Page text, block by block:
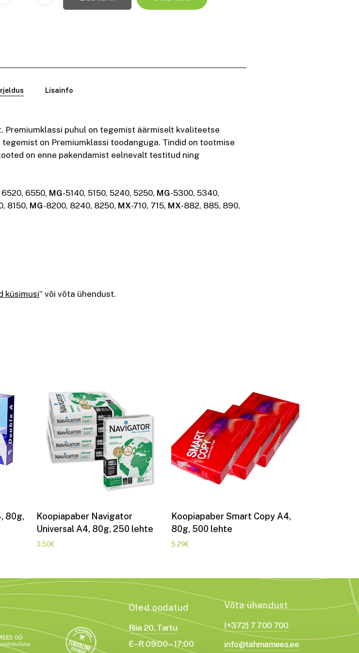
Lisainfo
Premiumklassi puhul on tegemist äärmiselt kvaliteetse
on Premiumklassi toodanguga. Tindid on tootmise
on enne pakendamist eelnevalt testitud ning
6550, MG-5140, 5150, 5240, 5250, MG-5300, 5340,
8150, MG-8200, 8240, 8250, MX-710, 715, MX-882, 885, 890,
küsimusi” või võta ühendust.
80g,
Lisa korvi
Koopiapaber Navigator
Universal A4, 80g, 250 lehte
3.50€
Lisa korvi
Koopiapaber Smart Copy A4,
80g, 500 lehte
5.29€
Oled oodatud
Riia 20, Tartu
E–R 09:00 – 17:00
Võta ühendust
(+372) 7 700 700
info@tahmamees.ee